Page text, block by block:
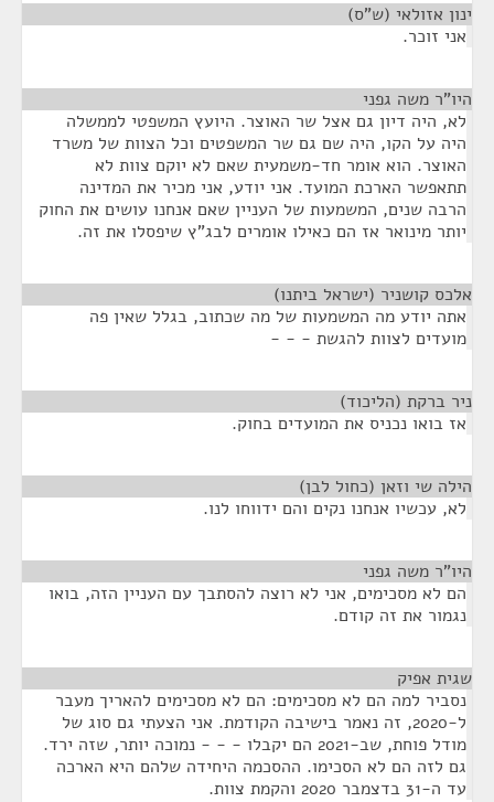
ינון אזולאי (ש"ס)
אני זוכר.
היו"ר משה גפני
לא, היה דיון גם אצל שר האוצר. היועץ המשפטי לממשלה
היה על הקו, היה שם גם שר המשפטים וכל הצוות של משרד
האוצר. הוא אומר חד-משמעית שאם לא יוקם צוות לא
תתאפשר הארכת המועד. אני יודע, אני מכיר את המדינה
הרבה שנים, המשמעות של העניין שאם אנחנו עושים את החוק
יותר מינואר אז הם כאילו אומרים לבג"ץ שיפסלו את זה.
אלכס קושניר (ישראל ביתנו)
אתה יודע מה המשמעות של מה שכתוב, בגלל שאין פה
מועדים לצוות להגשת - - -
ניר ברקת (הליכוד)
אז בואו נכניס את המועדים בחוק.
הילה שי וזאן (כחול לבן)
לא, עכשיו אנחנו נקים והם ידווחו לנו.
היו"ר משה גפני
הם לא מסכימים, אני לא רוצה להסתבך עם העניין הזה, בואו
נגמור את זה קודם.
שגית אפיק
נסביר למה הם לא מסכימים: הם לא מסכימים להאריך מעבר
ל-2020, זה נאמר בישיבה הקודמת. אני הצעתי גם סוג של
מודל פוחת, שב-2021 הם יקבלו - - - נמוכה יותר, שזה ירד.
גם לזה הם לא הסכימו. ההסכמה היחידה שלהם היא הארכה
עד ה-31 בדצמבר 2020 והקמת צוות.